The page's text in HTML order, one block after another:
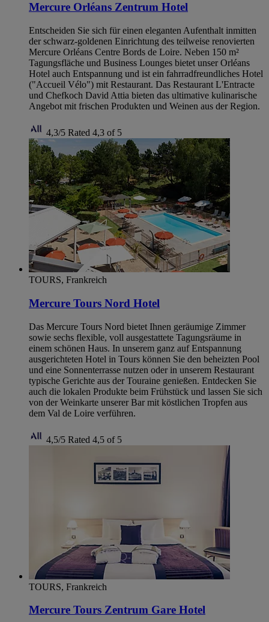
Mercure Orléans Zentrum Hotel
Entscheiden Sie sich für einen eleganten Aufenthalt inmitten
der schwarz-goldenen Einrichtung des teilweise renovierten
Mercure Orléans Centre Bords de Loire. Neben 150 m²
Tagungsfläche und Business Lounges bietet unser Orléans
Hotel auch Entspannung und ist ein fahrradfreundliches Hotel
("Accueil Vélo") mit Restaurant. Das Restaurant L'Entracte
und Chefkoch David Attia bieten das ultimative kulinarische
Angebot mit frischen Produkten und Weinen aus der Region.
4,3/5 Rated 4,3 of 5
TOURS, Frankreich
Mercure Tours Nord Hotel
Das Mercure Tours Nord bietet Ihnen geräumige Zimmer
sowie sechs flexible, voll ausgestattete Tagungsräume in
einem schönen Haus. In unserem ganz auf Entspannung
ausgerichteten Hotel in Tours können Sie den beheizten Pool
und eine Sonnenterrasse nutzen oder in unserem Restaurant
typische Gerichte aus der Touraine genießen. Entdecken Sie
auch die lokalen Produkte beim Frühstück und lassen Sie sich
von der Weinkarte unserer Bar mit köstlichen Tropfen aus
dem Val de Loire verführen.
4,5/5 Rated 4,5 of 5
TOURS, Frankreich
Mercure Tours Zentrum Gare Hotel